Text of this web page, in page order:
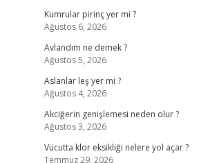
Kumrular pirinç yer mi ?
Ağustos 6, 2026
Avlandım ne demek ?
Ağustos 5, 2026
Aslanlar leş yer mi ?
Ağustos 4, 2026
Akciğerin genişlemesi neden olur ?
Ağustos 3, 2026
Vücutta klor eksikliği nelere yol açar ?
Temmuz 29, 2026